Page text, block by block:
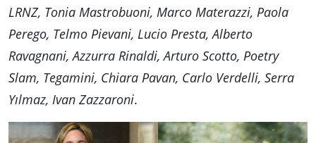
LRNZ, Tonia Mastrobuoni, Marco Materazzi, Paola
Perego, Telmo Pievani, Lucio Presta, Alberto
Ravagnani, Azzurra Rinaldi, Arturo Scotto, Poetry
Slam, Tegamini, Chiara Pavan, Carlo Verdelli, Serra
Yılmaz, Ivan Zazzaroni.